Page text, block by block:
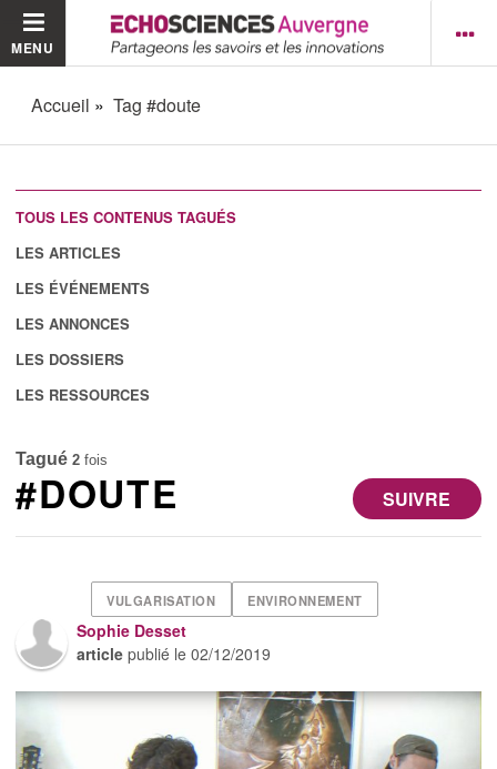
MENU
Accueil Tag #doute
TOUS LES CONTENUS TAGUÉS
LES ARTICLES
LES ÉVÉNEMENTS
LES ANNONCES
LES DOSSIERS
LES RESSOURCES
Tagué 2 fois
SUIVRE
#DOUTE
VULGARISATION ENVIRONNEMENT
Sophie Desset
article publié le02/12/2019